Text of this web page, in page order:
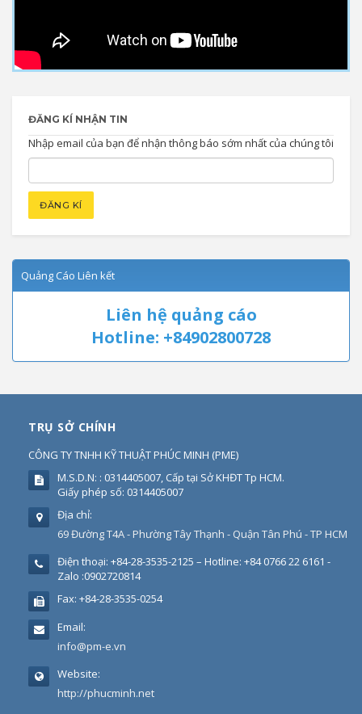
ĐĂNG KÍ NHẬN TIN
Nhập email của bạn để nhận thông báo sớm nhất của chúng tôi
Quảng Cáo Liên kết
Liên hệ quảng cáo
Hotline: +84902800728
TRỤ SỞ CHÍNH
CÔNG TY TNHH KỸ THUẬT PHÚC MINH (PME)
M.S.D.N: : 0314405007, Cấp tại Sở KHĐT Tp HCM.
Giấy phép số: 0314405007
Địa chỉ:
69 Đường T4A - Phường Tây Thạnh - Quận Tân Phú - TP HCM
Điện thoại: +84-28-3535-2125 – Hotline: +84 0766 22 6161 -
Zalo :0902720814
Fax: +84-28-3535-0254
Email:
info@pm-e.vn
Website:
http://phucminh.net